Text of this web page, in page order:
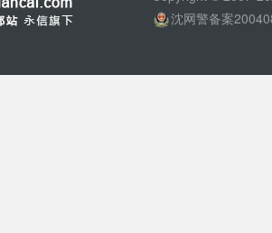
沈网警备案